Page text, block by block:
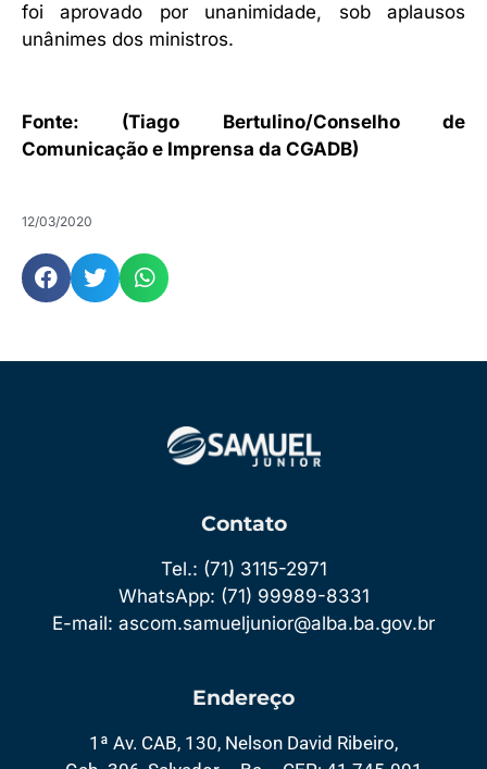
foi aprovado por unanimidade, sob aplausos
unânimes dos ministros.
Fonte: (Tiago Bertulino/Conselho de
Comunicação e Imprensa da CGADB)
12/03/2020
Contato
Tel.: (71) 3115-2971
WhatsApp: (71) 99989-8331
E-mail: ascom.samueljunior@alba.ba.gov.br
Endereço
1ª Av. CAB, 130, Nelson David Ribeiro,